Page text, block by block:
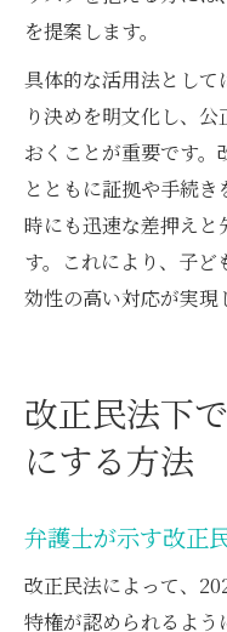
を提案します。
具体的な活用法とし
り決めを明文化し、
おくことが重要です
とともに証拠や手続
時にも迅速な差押えと
す。これにより、子
効性の高い対応が実現
改正民法下
にする方法
弁護士が示す改正
改正民法によって、
特権が認められるよう